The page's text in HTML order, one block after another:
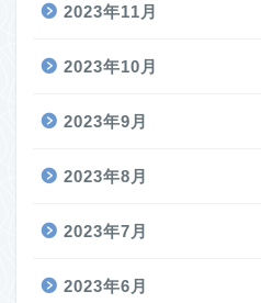
2023年11月
2023年10月
2023年9月
2023年8月
2023年7月
2023年6月